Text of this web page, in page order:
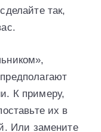
так,
К примеру,
их в
Или замените